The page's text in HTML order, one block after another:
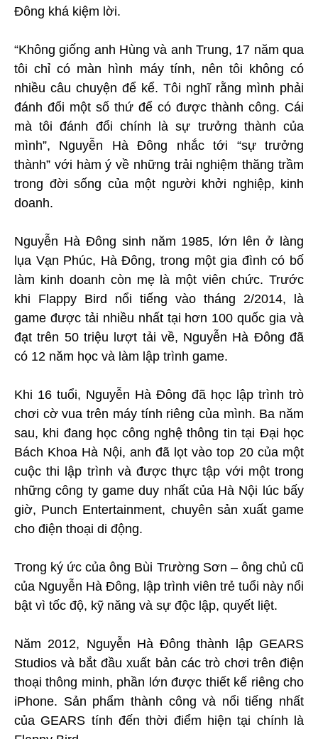
Đông khá kiệm lời.
“Không giống anh Hùng và anh Trung, 17 năm qua
tôi chỉ có màn hình máy tính, nên tôi không có
nhiều câu chuyện để kể. Tôi nghĩ rằng mình phải
đánh đổi một số thứ để có được thành công. Cái
mà tôi đánh đổi chính là sự trưởng thành của
mình”, Nguyễn Hà Đông nhắc tới “sự trưởng
thành” với hàm ý về những trải nghiệm thăng trầm
trong đời sống của một người khởi nghiệp, kinh
doanh.
Nguyễn Hà Đông sinh năm 1985, lớn lên ở làng
lụa Vạn Phúc, Hà Đông, trong một gia đình có bố
làm kinh doanh còn mẹ là một viên chức. Trước
khi Flappy Bird nổi tiếng vào tháng 2/2014, là
game được tải nhiều nhất tại hơn 100 quốc gia và
đạt trên 50 triệu lượt tải về, Nguyễn Hà Đông đã
có 12 năm học và làm lập trình game.
Khi 16 tuổi, Nguyễn Hà Đông đã học lập trình trò
chơi cờ vua trên máy tính riêng của mình. Ba năm
sau, khi đang học công nghệ thông tin tại Đại học
Bách Khoa Hà Nội, anh đã lọt vào top 20 của một
cuộc thi lập trình và được thực tập với một trong
những công ty game duy nhất của Hà Nội lúc bấy
giờ, Punch Entertainment, chuyên sản xuất game
cho điện thoại di động.
Trong ký ức của ông Bùi Trường Sơn – ông chủ cũ
của Nguyễn Hà Đông, lập trình viên trẻ tuổi này nổi
bật vì tốc độ, kỹ năng và sự độc lập, quyết liệt.
Năm 2012, Nguyễn Hà Đông thành lập GEARS
Studios và bắt đầu xuất bản các trò chơi trên điện
thoại thông minh, phần lớn được thiết kế riêng cho
iPhone. Sản phẩm thành công và nổi tiếng nhất
của GEARS tính đến thời điểm hiện tại chính là